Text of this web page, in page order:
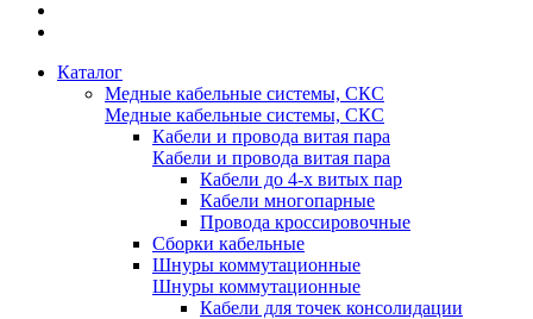
Каталог
Медные кабельные системы, СКС
Медные кабельные системы, СКС
Кабели и провода витая пара
Кабели и провода витая пара
Кабели до 4-х витых пар
Кабели многопарные
Провода кроссировочные
Сборки кабельные
Шнуры коммутационные
Шнуры коммутационные
Кабели для точек консолидации